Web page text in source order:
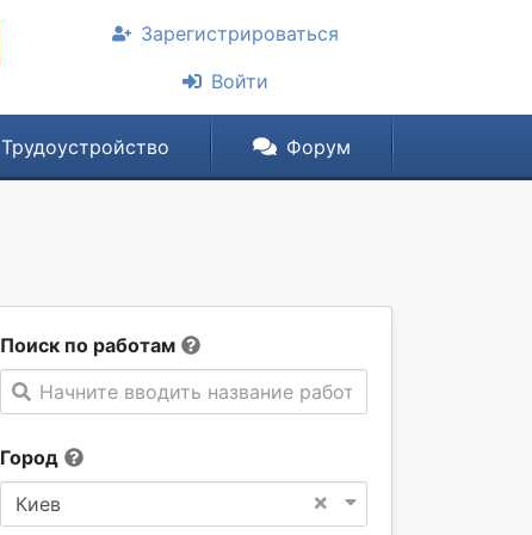
Зарегистрироваться
Войти
Трудоустройство Форум
Поиск по работам
Начните вводить название работы
Город
×
Киев